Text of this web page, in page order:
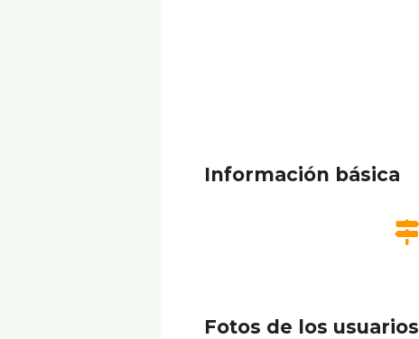
Información básica
Fotos de los usuarios